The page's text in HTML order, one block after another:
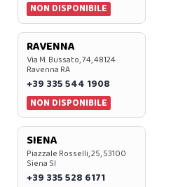
NON DISPONIBILE
RAVENNA
Via M. Bussato, 74, 48124
Ravenna RA
+39 335 544 1908
NON DISPONIBILE
SIENA
Piazzale Rosselli, 25, 53100
Siena SI
+39 335 528 6171